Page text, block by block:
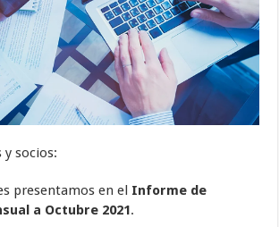
y socios:
presentamos en el Informe de
a Octubre 2021.